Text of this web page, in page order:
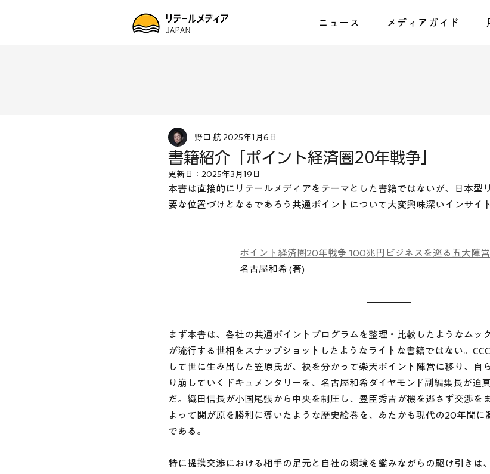
ニュース メディアガイド
書籍紹介「ポイント経済圏20年戦争」
野口 航 2025年1月6日
更新日： 2025年3月19日
本書は直接的にリテールメディアをテーマとした書籍ではないが、日本型
要な位置づけとなるであろう共通ポイントについて大変興味深いインサイ
ポイント経済圏20年戦争 100兆円ビジネスを巡る五大陣
名古屋和希 (著)
まず本書は、各社の共通ポイントプログラムを整理・比較したようなムッ
が流行する世相をスナップショットしたようなライトな書籍ではない。
して世に生み出した笠原氏が、袂を分かって楽天ポイント陣営に移り、自
り崩していくドキュメンタリーを、名古屋和希ダイヤモンド副編集長が迫
だ。織田信長が小国尾張から中央を制圧し、豊臣秀吉が機を逃さず交渉を
よって関が原を勝利に導いたような歴史絵巻を、あたかも現代の20年間に
である。
特に提携交渉における相手の足元と自社の環境を鑑みながらの駆け引きは